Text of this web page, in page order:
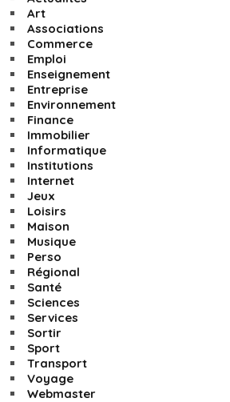
Art
Associations
Commerce
Emploi
Enseignement
Entreprise
Environnement
Finance
Immobilier
Informatique
Institutions
Internet
Jeux
Loisirs
Maison
Musique
Perso
Régional
Santé
Sciences
Services
Sortir
Sport
Transport
Voyage
Webmaster